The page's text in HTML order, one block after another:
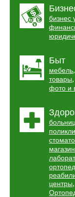
бизнес
Быт
мебель,
товары,
фото и
центры,